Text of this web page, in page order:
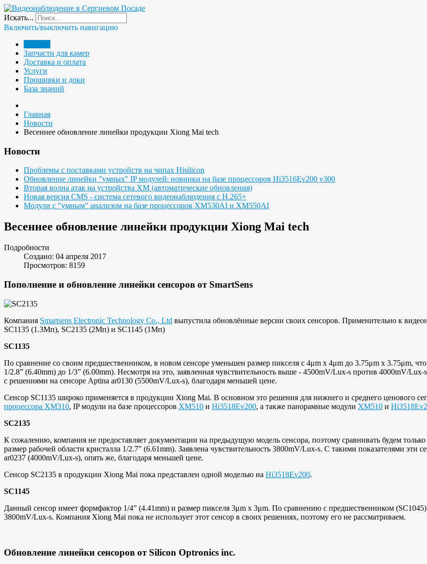
Искать...
Включить/выключить навигацию
Запчасти для камер
Доставка и оплата
Услуги
Прошивки и доки
База знаний
Главная
Новости
Весеннее обновление линейки продукции Xiong Mai tech
Новости
Проблемы с поставками устройств на чипах Hisilicon
Обновление линейки "умных" IP модулей: новинки на базе процессоров Hi3516Ev200 v300
Вторая волна атак на устройства XM (автоматические обновления)
Новая версия CMS - система сетевого видеонаблюдения с H.265+
Модули с "умным" анализом на базе процессоров XM530AI и XM550AI
Весеннее обновление линейки продукции Xiong Mai tech
Подробности
Создано: 04 апреля 2017
Просмотров: 8159
Пополнение и обновление линейки сенсоров от SmartSens
Компания Smartsens Electronic Technology Co., Ltd выпустила обновлённые версии своих сенсоров. Применительно к
SC1135 (1.3Мп), SC2135 (2Мп) и SC1145 (1Мп)
SC1135
По сравнение со своим предшественником, в новом сенсоре уменьшен размер пикселя с 4μm x 4μm до 3.75μm x 3.75μm,
1/2.8” (6.40mm) до 1/3” (6.00mm). Несмотря на это, заявленная чувствительность выше - 4500mV/Lux-s против 4000mV/
с решениями на сенсоре Aptina ar0130 (5500mV/Lux-s), благодаря меньшей цене.
Сенсор SC1135 широко применяется в продукции Xiong Mai. В основном это решения для нижнего и среднего ценового
процессора XM310, IP модули на базе процессоров XM510 и Hi3518Ev200, а также панорамные модули XM510 и
SC2135
К сожалению, компания не предоставляет документации на предыдущую модель сенсора, поэтому сравнивать будем
размер рабочей области кристалла 1/2.7” (6.61mm). Заявлена чувствительность 3800mV/Lux-s. С такими показателями
ar0237 (4000mV/Lux-s), опять же, благодаря меньшей цене.
Сенсор SC2135 в продукции Xiong Mai пока представлен одной моделью на Hi3518Ev200.
SC1145
Данный сенсор имеет формфактор 1/4” (4.41mm) и размер пикселя 3μm x 3μm. По сравнению с предшественником
3800mV/Lux-s. Компания Xiong Mai пока не использует этот сенсор в своих решениях, поэтому его не рассматриваем.
Обновление линейки сенсоров от Silicon Optronics inc.